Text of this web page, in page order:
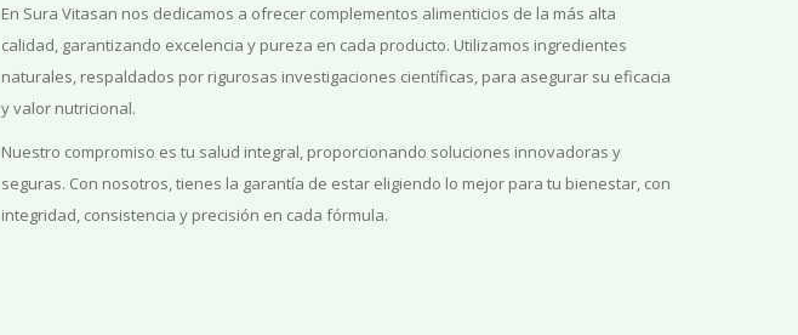
En Sura Vitasan nos dedicamos a ofrecer complementos alimenticios de la más alta
calidad, garantizando excelencia y pureza en cada producto. Utilizamos ingredientes
naturales, respaldados por rigurosas investigaciones científicas, para asegurar su eficacia
y valor nutricional.
Nuestro compromiso es tu salud integral, proporcionando soluciones innovadoras y
seguras. Con nosotros, tienes la garantía de estar eligiendo lo mejor para tu bienestar, con
integridad, consistencia y precisión en cada fórmula.